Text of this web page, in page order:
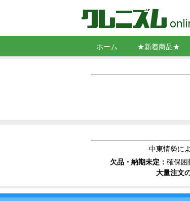
ホーム ★新着商品★
中東情勢に
欠品・納期未定： 確保困
大量注文